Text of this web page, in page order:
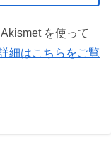
を使って
細はこちらをご覧